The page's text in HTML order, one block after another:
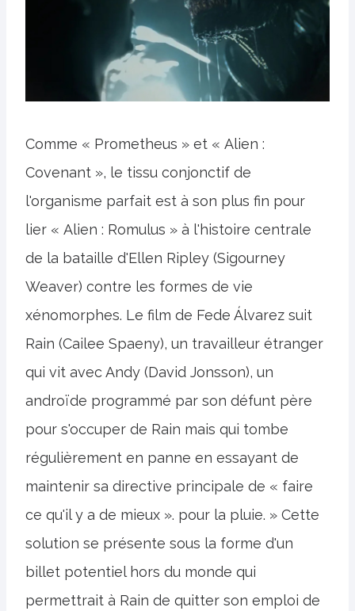
Comme « Prometheus » et « Alien :
Covenant », le tissu conjonctif de
l'organisme parfait est à son plus fin pour
lier « Alien : Romulus » à l'histoire centrale
de la bataille d'Ellen Ripley (Sigourney
Weaver) contre les formes de vie
xénomorphes. Le film de Fede Álvarez suit
Rain (Cailee Spaeny), un travailleur étranger
qui vit avec Andy (David Jonsson), un
androïde programmé par son défunt père
pour s'occuper de Rain mais qui tombe
régulièrement en panne en essayant de
maintenir sa directive principale de « faire
ce qu'il y a de mieux ». pour la pluie. » Cette
solution se présente sous la forme d'un
billet potentiel hors du monde qui
permettrait à Rain de quitter son emploi de